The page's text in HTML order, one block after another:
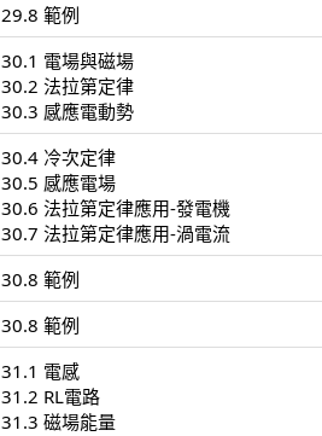
29.8 範例
30.1 電場與磁場
30.2 法拉第定律
30.3 感應電動勢
30.4 冷次定律
30.5 感應電場
30.6 法拉第定律應用-發電機
30.7 法拉第定律應用-渦電流
30.8 範例
30.8 範例
31.1 電感
31.2 RL電路
31.3 磁場能量